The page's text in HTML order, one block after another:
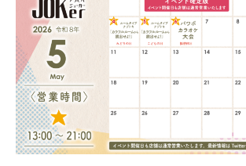
4
月
2
7
日
v
i
v
a
j
o